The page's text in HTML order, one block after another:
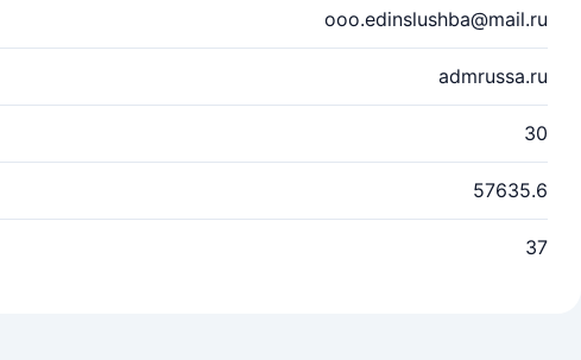
ooo.edinslushba@mail.ru
admrussa.ru
30
57635.6
37